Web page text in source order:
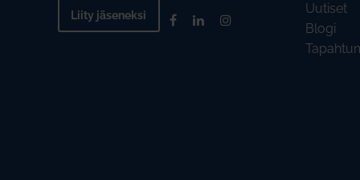
Liity jäseneksi
Uutiset
Blogi